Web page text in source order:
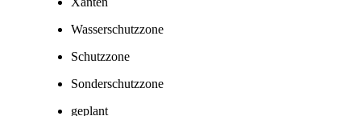
Wasserschutzzone
Schutzzone
Sonderschutzzone
geplant